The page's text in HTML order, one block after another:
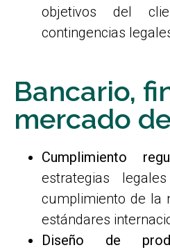
objetivos del
contingencias
Bancario,
mercado
Cumplimiento
estrategias
cumplimiento de la
estándares
Diseño de